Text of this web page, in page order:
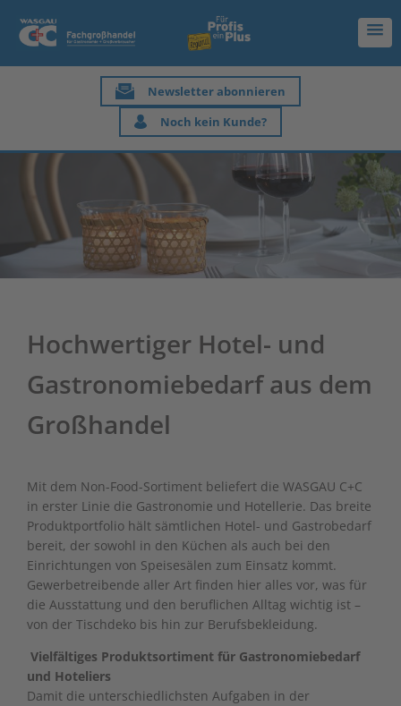
Newsletter abonnieren
Noch kein Kunde?
Hochwertiger Hotel- und
Gastronomiebedarf aus dem
Großhandel
Mit dem Non-Food-Sortiment beliefert die WASGAU C+C
in erster Linie die Gastronomie und Hotellerie. Das breite
Produktportfolio hält sämtlichen Hotel- und Gastrobedarf
bereit, der sowohl in den Küchen als auch bei den
Einrichtungen von Speisesälen zum Einsatz kommt.
Gewerbetreibende aller Art finden hier alles vor, was für
die Ausstattung und den beruflichen Alltag wichtig ist –
von der Tischdeko bis hin zur Berufsbekleidung.
Vielfältiges Produktsortiment für Gastronomiebedarf
und Hoteliers
Damit die unterschiedlichsten Aufgaben in der